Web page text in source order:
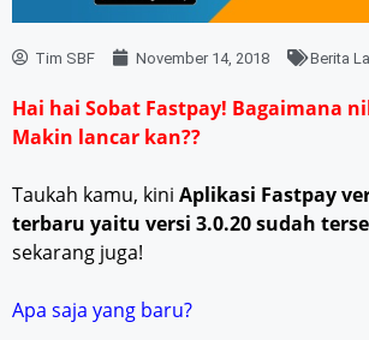
Tim SBF November 14, 2018 Berita
Hai hai Sobat Fastpay! Bagaimana
Makin lancar kan??
Taukah kamu, kini Aplikasi Fastpay
terbaru yaitu versi 3.0.20 sudah
sekarang juga!
Apa saja yang baru?